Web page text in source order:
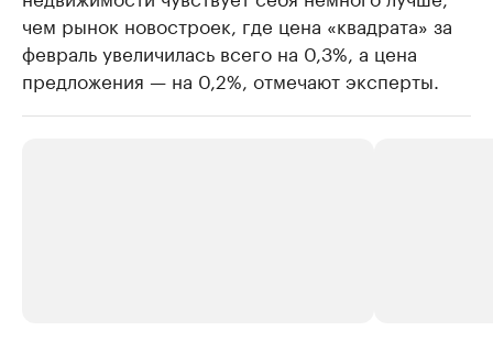
чем рынок новостроек, где цена «квадрата» за
февраль увеличилась всего на 0,3%, а цена
предложения — на 0,2%, отмечают эксперты.